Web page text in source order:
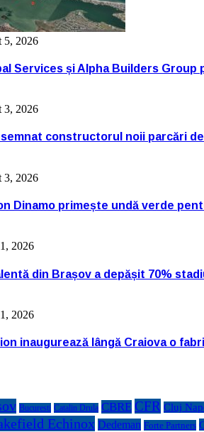
5, 2026
Services și Alpha Builders
3, 2026
constructorul noii parcări
3, 2026
Dinamo primește undă verde
2026
din Brașov a depășit 70%
2026
inaugurează lângă Craiova o
Bucuresti Catalin Drula CBRE CFR Cluj
Echinox Dedeman Forte Partners